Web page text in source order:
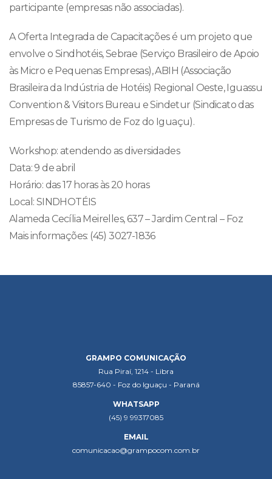
participante (empresas não associadas).
A Oferta Integrada de Capacitações é um projeto que
envolve o Sindhotéis, Sebrae (Serviço Brasileiro de Apoio
às Micro e Pequenas Empresas), ABIH (Associação
Brasileira da Indústria de Hotéis) Regional Oeste, Iguassu
Convention & Visitors Bureau e Sindetur (Sindicato das
Empresas de Turismo de Foz do Iguaçu).
Workshop: atendendo as diversidades
Data: 9 de abril
Horário: das 17 horas às 20 horas
Local: SINDHOTÉIS
Alameda Cecília Meirelles, 637 – Jardim Central – Foz
Mais informações: (45) 3027-1836
GRAMPO COMUNICAÇÃO
Rua Piraí, 1214 - Libra
85857-640 - Foz do Iguaçu - Paraná
WHATSAPP
(45) 9 99317085
EMAIL
comunicacao@grampocom.com.br